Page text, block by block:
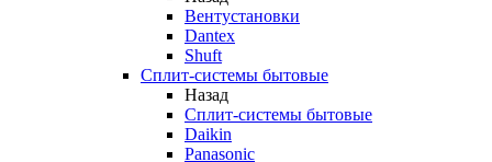
Вентустановки
Dantex
Shuft
Сплит-системы бытовые
Назад
Сплит-системы бытовые
Daikin
Panasonic